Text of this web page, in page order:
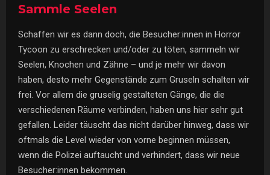
Sammle Seelen
Schaffen wir es dann doch, die Besucher:innen in Horror
Tycoon zu erschrecken und/oder zu töten, sammeln wir
Seelen, Knochen und Zähne – und je mehr wir davon
haben, desto mehr Gegenstände zum Gruseln schalten wir
frei. Vor allem die gruselig gestalteten Gänge, die die
verschiedenen Räume verbinden, haben uns hier sehr gut
gefallen. Leider täuscht das nicht darüber hinweg, dass wir
oftmals die Level wieder von vorne beginnen müssen,
wenn die Polizei auftaucht und verhindert, dass wir neue
Besucher:innen bekommen.